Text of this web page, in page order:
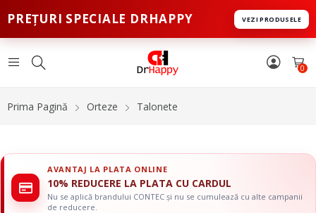
PREȚURI SPECIALE DRHAPPY VEZI PRODUSELE
0
Prima Pagină Orteze Talonete
AVANTAJ LA PLATA ONLINE
10% REDUCERE LA PLATA CU CARDUL
Nu se aplică brandului CONTEC și nu se cumulează cu alte campanii
de reducere.